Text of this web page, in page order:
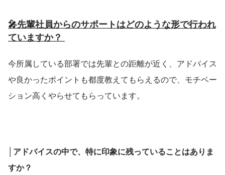
🎤先輩社員からのサポートはどのような形で行われ
ていますか？
今所属している部署では先輩との距離が近く、アドバイス
や良かったポイントも都度教えてもらえるので、モチベー
ション高くやらせてもらっています。
│アドバイスの中で、特に印象に残っていることはありま
すか？